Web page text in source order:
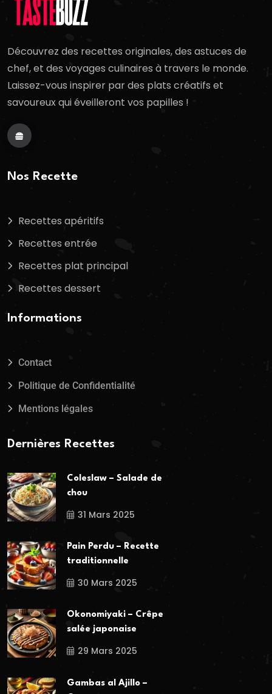
Découvrez des recettes originales, des astuces de
chef, et des voyages culinaires à travers le monde.
Laissez-vous inspirer par des plats créatifs et
savoureux qui éveilleront vos papilles !
Nos Recette
Recettes apéritifs
Recettes entrée
Recettes plat principal
Recettes dessert
Informations
Contact
Politique de Confidentialité
Mentions légales
Dernières Recettes
Coleslaw – Salade de
chou
31 Mars 2025
Pain Perdu – Recette
traditionnelle
30 Mars 2025
Okonomiyaki – Crêpe
salée japonaise
29 Mars 2025
Gambas al Ajillo –